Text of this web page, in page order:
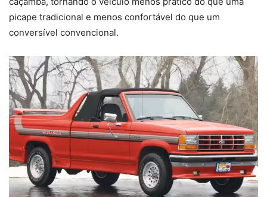
picape tradicional e menos confortável do que um
conversível convencional.